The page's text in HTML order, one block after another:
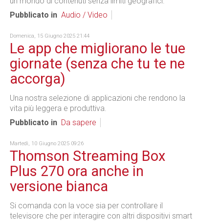
Pubblicato in Audio / Video
Domenica, 15 Giugno 2025 21:44
Le app che migliorano le tue
giornate (senza che tu te ne
accorga)
Una nostra selezione di applicazioni che rendono la
vita più leggera e produttiva.
Pubblicato in Da sapere
Martedì, 10 Giugno 2025 09:26
Thomson Streaming Box
Plus 270 ora anche in
versione bianca
Si comanda con la voce sia per controllare il
televisore che per interagire con altri dispositivi smart